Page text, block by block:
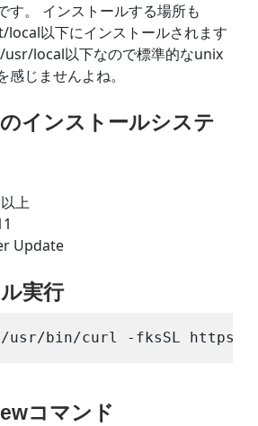
す。 インストールする場所も
以下にインストールされます
local以下なので標準的なunix
じませんよね。
インストールシステ
上
Update
実行
コマンド